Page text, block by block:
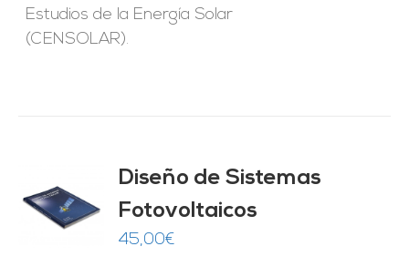
Estudios de la Energía Solar
(CENSOLAR).
Diseño de Sistemas
Fotovoltaicos
45,00€